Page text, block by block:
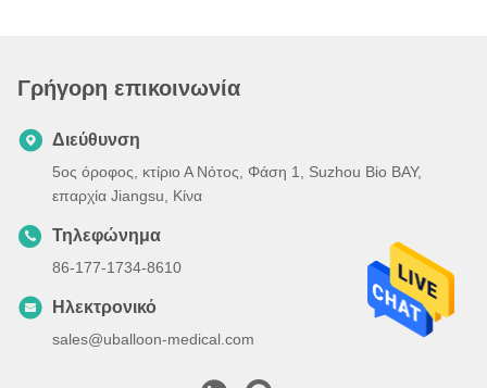
Γρήγορη επικοινωνία
Διεύθυνση
5ος όροφος, κτίριο Α Νότος, Φάση 1, Suzhou Bio BAY,
επαρχία Jiangsu, Κίνα
Τηλεφώνημα
86-177-1734-8610
Ηλεκτρονικό
sales@uballoon-medical.com